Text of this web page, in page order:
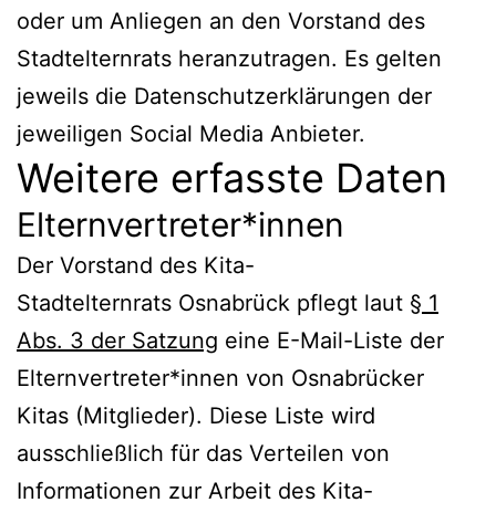
oder um Anliegen an den Vorstand des
Stadtelternrats heranzutragen. Es gelten
jeweils die Datenschutzerklärungen der
jeweiligen Social Media Anbieter.
Weitere erfasste Daten
Elternvertreter*innen
Der Vorstand des Kita-
Stadtelternrats Osnabrück pflegt laut § 1
Abs. 3 der Satzung eine E-Mail-Liste der
Elternvertreter*innen von Osnabrücker
Kitas (Mitglieder). Diese Liste wird
ausschließlich für das Verteilen von
Informationen zur Arbeit des Kita-